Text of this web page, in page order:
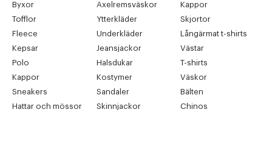
Byxor
Axelremsväskor
Kappor
Tofflor
Ytterkläder
Skjortor
Fleece
Underkläder
Långärmat t-shirts
Kepsar
Jeansjackor
Västar
Polo
Halsdukar
T-shirts
Kappor
Kostymer
Väskor
Sneakers
Sandaler
Bälten
Hattar och mössor
Skinnjackor Chinos